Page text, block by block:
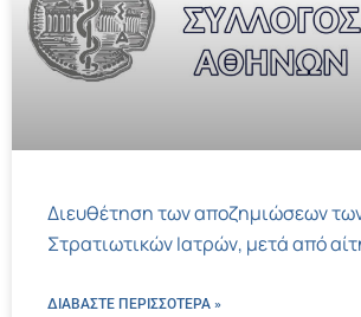
Διευθέτηση των αποζημιώσεων
Στρατιωτικών Ιατρών, μετά από
ΔΙΑΒΑΣΤΕ ΠΕΡΙΣΣΌΤΕΡΑ »